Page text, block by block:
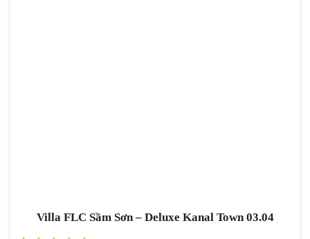
Villa FLC Sầm Sơn – Deluxe Kanal Town 03.04